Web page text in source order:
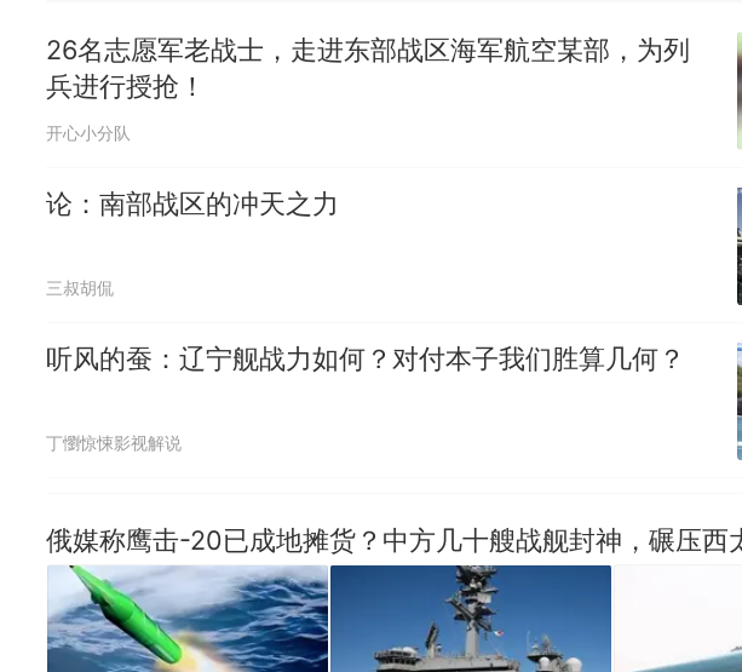
参考消息）
26名志愿军老战士，走进东部战区海军航空某部，为列
兵进行授抢！
开心小分队
论：南部战区的冲天之力
三叔胡侃
听风的蚕：辽宁舰战力如何？对付本子我们胜算几何？
丁懰惊悚影视解说
俄媒称鹰击-20已成地摊货？中方几十艘战舰封神，碾压西